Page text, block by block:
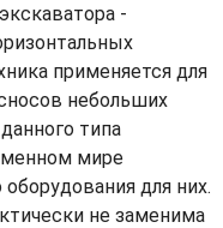
-
применяется для
небольших
типа
мире
для них.
не заменима